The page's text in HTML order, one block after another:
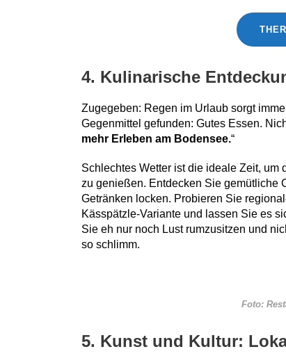
4. Kulinarische
Zugegeben: Regen im Urlaub sorgt
Gegenmittel gefunden: Gutes Essen.
mehr Erleben am Bodensee.“
Schlechtes Wetter ist die ideale Zeit, um
zu genießen. Entdecken Sie gemütliche
Getränken locken. Probieren Sie
Kässpätzle-Variante und lassen Sie es
Sie eh nur noch Lust rumzusitzen und
so schlimm.
Foto:
5. Kunst und Kultur: